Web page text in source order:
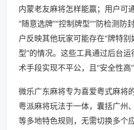
内蒙老友麻将怎样能赢；用户可
“随意选牌”“控制牌型”“防检测防
户反映其他玩家可能存在“牌特别
型”的情况。这些工具通过后台
术手段实现不平公，且“安全性高
微乐广东麻将专为喜爱粤式麻将
粤派麻将玩法于一体，囊括广州
等多地特色规则，无需切换多个